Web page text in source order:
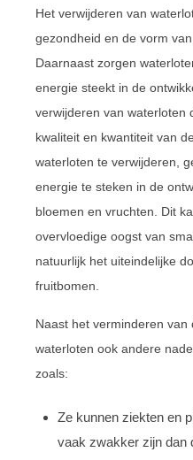
Het verwijderen van
gezondheid en de vorm
Daarnaast zorgen
energie steekt in de
verwijderen van waterloten
kwaliteit en kwantiteit van
waterloten te verwijderen,
energie te steken in de
bloemen en vruchten. Dit
overvloedige oogst van
natuurlijk het uiteindelijke
fruitbomen.
Naast het verminderen
waterloten ook andere
zoals:
Ze kunnen ziekten en
vaak zwakker zijn dan